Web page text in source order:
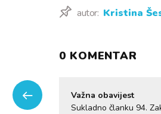
autor: Kristina
0 KOMENTAR
Važna obavijest
Sukladno članku 94.